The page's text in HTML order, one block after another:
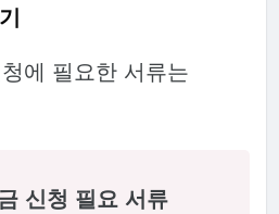
에 필요한 서류는
신청 필요 서류